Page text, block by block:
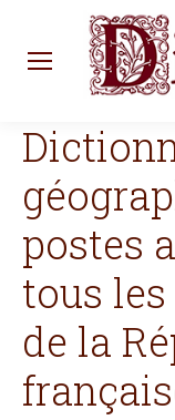
postes
tous
de la